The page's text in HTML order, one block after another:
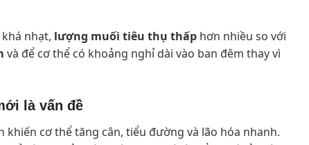
nhạt, lượng muối tiêu thụ thấp hơn nhiều so với
và để cơ thể có khoảng nghỉ dài vào ban đêm thay vì
là vấn đề
cơ thể tăng cân, tiểu đường và lão hóa nhanh.